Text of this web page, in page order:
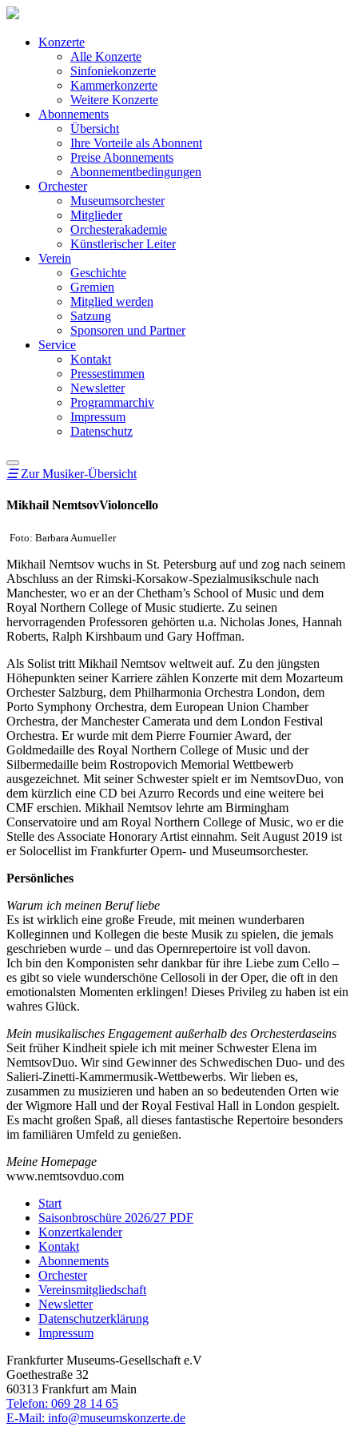
Konzerte
Alle Konzerte
Sinfoniekonzerte
Kammerkonzerte
Weitere Konzerte
Abonnements
Übersicht
Ihre Vorteile als Abonnent
Preise Abonnements
Abonnementbedingungen
Orchester
Museumsorchester
Mitglieder
Orchesterakademie
Künstlerischer Leiter
Verein
Geschichte
Gremien
Mitglied werden
Satzung
Sponsoren und Partner
Service
Kontakt
Pressestimmen
Newsletter
Programmarchiv
Impressum
Datenschutz
☰Zur Musiker-Übersicht
Mikhail NemtsovVioloncello
Foto: Barbara Aumueller
Mikhail Nemtsov wuchs in St. Petersburg auf und zog nach seinem
Abschluss an der Rimski-Korsakow-Spezialmusikschule nach
Manchester, wo er an der Chetham’s School of Music und dem
Royal Northern College of Music studierte. Zu seinen
hervorragenden Professoren gehörten u.a. Nicholas Jones, Hannah
Roberts, Ralph Kirshbaum und Gary Hoffman.
Als Solist tritt Mikhail Nemtsov weltweit auf. Zu den jüngsten
Höhepunkten seiner Karriere zählen Konzerte mit dem Mozarteum
Orchester Salzburg, dem Philharmonia Orchestra London, dem
Porto Symphony Orchestra, dem European Union Chamber
Orchestra, der Manchester Camerata und dem London Festival
Orchestra. Er wurde mit dem Pierre Fournier Award, der
Goldmedaille des Royal Northern College of Music und der
Silbermedaille beim Rostropovich Memorial Wettbewerb
ausgezeichnet. Mit seiner Schwester spielt er im NemtsovDuo, von
dem kürzlich eine CD bei Azurro Records und eine weitere bei
CMF erschien. Mikhail Nemtsov lehrte am Birmingham
Conservatoire und am Royal Northern College of Music, wo er die
Stelle des Associate Honorary Artist einnahm. Seit August 2019 ist
er Solocellist im Frankfurter Opern- und Museumsorchester.
Persönliches
Warum ich meinen Beruf liebe
Es ist wirklich eine große Freude, mit meinen wunderbaren
Kolleginnen und Kollegen die beste Musik zu spielen, die jemals
geschrieben wurde – und das Opernrepertoire ist voll davon.
Ich bin den Komponisten sehr dankbar für ihre Liebe zum Cello –
es gibt so viele wunderschöne Cellosoli in der Oper, die oft in den
emotionalsten Momenten erklingen! Dieses Privileg zu haben ist ein
wahres Glück.
Mein musikalisches Engagement außerhalb des Orchesterdaseins
Seit früher Kindheit spiele ich mit meiner Schwester Elena im
NemtsovDuo. Wir sind Gewinner des Schwedischen Duo- und des
Salieri-Zinetti-Kammermusik-Wettbewerbs. Wir lieben es,
zusammen zu musizieren und haben an so bedeutenden Orten wie
der Wigmore Hall und der Royal Festival Hall in London gespielt.
Es macht großen Spaß, all dieses fantastische Repertoire besonders
im familiären Umfeld zu genießen.
Meine Homepage
www.nemtsovduo.com
Start
Saisonbroschüre 2026/27 PDF
Konzertkalender
Kontakt
Abonnements
Orchester
Vereinsmitgliedschaft
Newsletter
Datenschutzerklärung
Impressum
Frankfurter Museums-Gesellschaft e.V
Goethestraße 32
60313 Frankfurt am Main
Telefon: 069 28 14 65
E-Mail: info@museumskonzerte.de